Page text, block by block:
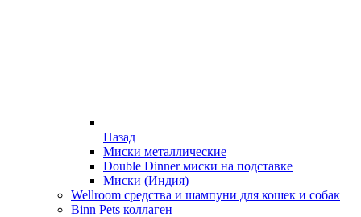
Назад
Миски металлические
Double Dinner миски на подставке
Миски (Индия)
Wellroom средства и шампуни для кошек и собак
Binn Pets коллаген